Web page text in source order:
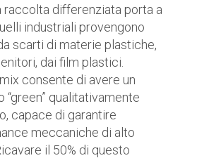
raccolta differenziata porta a
industriali provengono
scarti di materie plastiche,
dai film plastici.
consente di avere un
“green” qualitativamente
capace di garantire
meccaniche di alto
il 50% di questo